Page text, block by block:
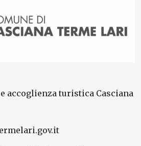
accoglienza turistica Casciana